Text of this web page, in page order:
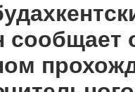
сообщает